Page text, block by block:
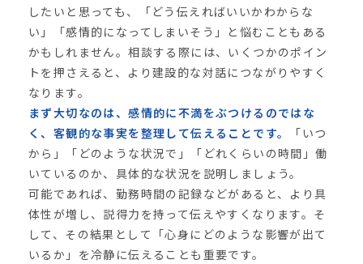
したいと思っても、「どう伝えればいいかわからな
い」「感情的になってしまいそう」と悩むこともある
かもしれません。相談する際には、いくつかのポイン
トを押さえると、より建設的な対話につながりやすく
なります。
まず大切なのは、感情的に不満をぶつけるのではな
く、客観的な事実を整理して伝えることです。
「いつ
から」「どのような状況で」「どれくらいの時間」働
いているのか、具体的な状況を説明しましょう。
可能であれば、勤務時間の記録などがあると、より具
体性が増し、説得力を持って伝えやすくなります。そ
して、その結果として「心身にどのような影響が出て
いるか」を冷静に伝えることも重要です。